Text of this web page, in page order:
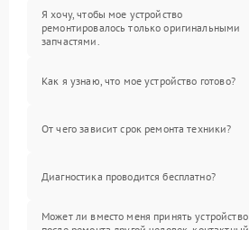
Я хочу, чтобы мое устройство
ремонтировалось только оригинальными
запчастями.
Как я узнаю, что мое устройство готово?
От чего зависит срок ремонта техники?
Диагностика проводится бесплатно?
Может ли вместо меня принять устройство